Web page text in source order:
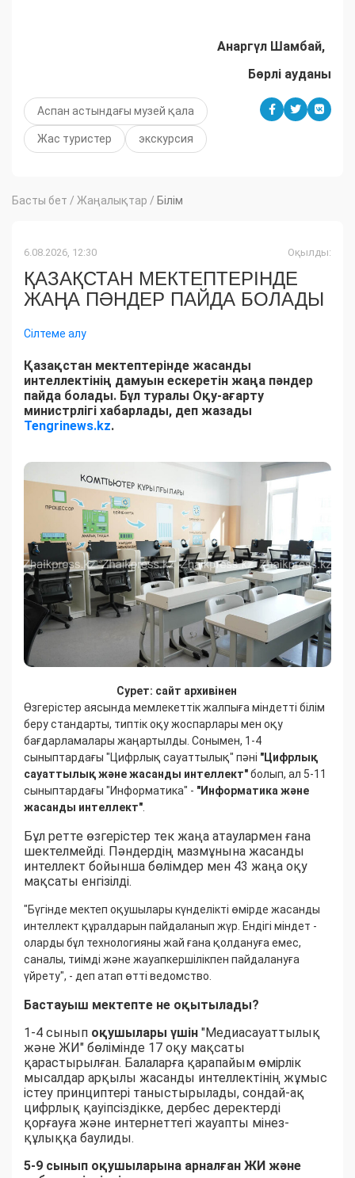
Анаргүл Шамбай,
Бөрлі ауданы
Аспан астындағы музей қала
Жас туристер экскурсия
Басты бет / Жаңалықтар / Білім
6.08.2026, 12:30 Оқылды:
ҚАЗАҚСТАН МЕКТЕПТЕРІНДЕ
ЖАҢА ПӘНДЕР ПАЙДА БОЛАДЫ
Сілтеме алу
Қазақстан мектептерінде жасанды
интеллектінің дамуын ескеретін жаңа пәндер
пайда болады. Бұл туралы Оқу-ағарту
министрлігі хабарлады, деп жазады
Tengrinews.kz.
Сурет: сайт архивінен
Өзгерістер аясында мемлекеттік жалпыға міндетті білім
беру стандарты, типтік оқу жоспарлары мен оқу
бағдарламалары жаңартылды. Сонымен, 1-4
сыныптардағы "Цифрлық сауаттылық" пәні "Цифрлық
сауаттылық және жасанды интеллект"болып, ал 5-11
сыныптардағы "Информатика" - "Информатика және
жасанды интеллект"
Бұл ретте өзгерістер тек жаңа атаулармен ғана
шектелмейді. Пәндердің мазмұнына жасанды
интеллект бойынша бөлімдер мен 43 жаңа оқу
мақсаты енгізілді.
"Бүгінде мектеп оқушылары күнделікті өмірде жасанды
интеллект құралдарын пайдаланып жүр. Ендігі міндет -
оларды бұл технологияны жай ғана қолдануға емес,
саналы, тиімді және жауапкершілікпен пайдалануға
үйрету", - деп атап өтті ведомство.
Бастауыш мектепте не оқытылады?
1-4 сынып оқушылары үшін "Медиасауаттылық
және ЖИ" бөлімінде 17 оқу мақсаты
қарастырылған. Балаларға қарапайым өмірлік
мысалдар арқылы жасанды интеллектінің жұмыс
істеу принциптері таныстырылады, сондай-ақ
цифрлық қауіпсіздікке, дербес деректерді
қорғауға және интернеттегі жауапты мінез-
құлыққа баулиды.
5-9 сынып оқушыларына арналған ЖИ және